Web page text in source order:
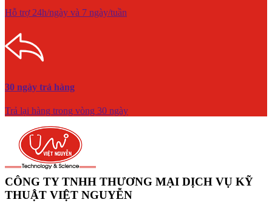
Hỗ trợ 24h/ngày và 7 ngày/tuần
30 ngày trả hàng
Trả lại hàng trong vòng 30 ngày
CÔNG TY TNHH THƯƠNG MẠI DỊCH VỤ KỸ
THUẬT VIỆT NGUYỄN